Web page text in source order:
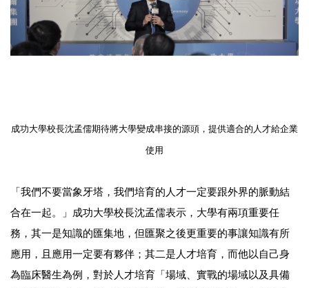
成功大學校長沈孟儒期待將大學變成串接的源頭，提供適合的人才給企業
使用
「我們不要當象牙塔，我們培育的人才一定要跟外界的脈動結
合在一起。」成功大學校長沈孟儒表示，大學有兩項重要任
務，其一是知識的匯集地，但匯聚之後更重要的事讓知識有所
應用，且應用一定要有夥伴；其二是人才培育，而他以自己身
為臨床醫生為例，對於人才培育「場域、實戰的場域以及具備